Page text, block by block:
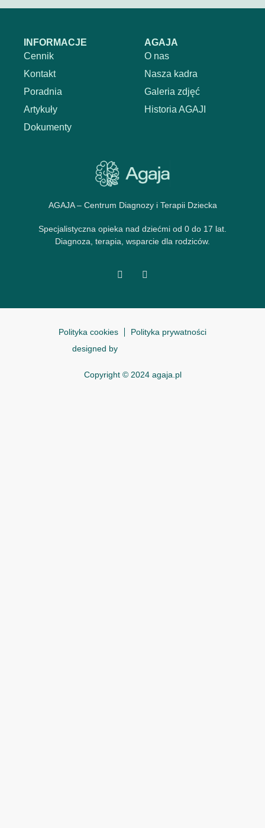
AGAJA – Centrum Diagnozy i Terapii Dziecka
Specjalistyczna opieka nad dziećmi od 0 do 17 lat.
Diagnoza, terapia, wsparcie dla rodziców.
AGAJA
O nas
Nasza kadra
Galeria zdjęć
Historia AGAJI
INFORMACJE
Cennik
Kontakt
Poradnia
Artykuły
Dokumenty
Polityka cookies
Polityka prywatności
designed by
Copyright © 2024 agaja.pl